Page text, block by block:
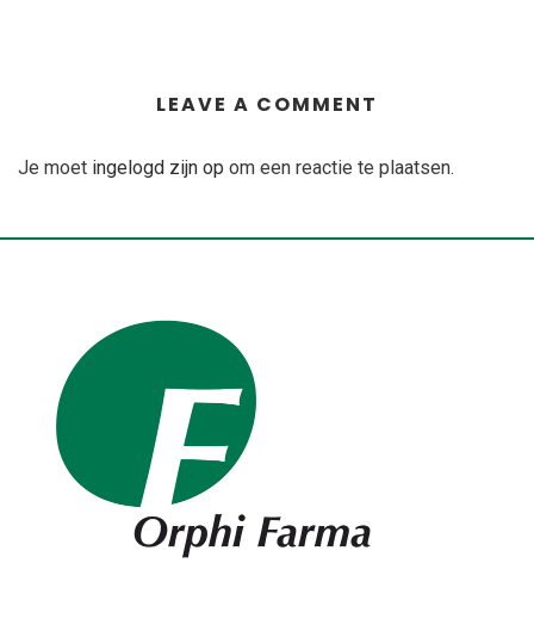
LEAVE A COMMENT
Je moet ingelogd zijn op om een reactie te plaatsen.